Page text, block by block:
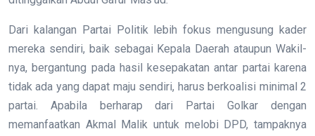
Dari kalangan Partai Politik lebih fokus mengusung kader
mereka sendiri, baik sebagai Kepala Daerah ataupun Wakil-
nya, bergantung pada hasil kesepakatan antar partai karena
tidak ada yang dapat maju sendiri, harus berkoalisi minimal 2
partai. Apabila berharap dari Partai Golkar dengan
memanfaatkan Akmal Malik untuk melobi DPD, tampaknya